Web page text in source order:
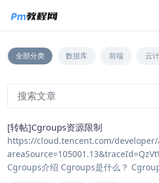
全部分类 数据库 前端 云
[转帖]Cgroups资源限制
https://cloud.tencent.com/developer/
Cgroups介绍 Cgroups是什么？